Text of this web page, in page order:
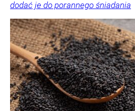
dodać je do porannego śniadania